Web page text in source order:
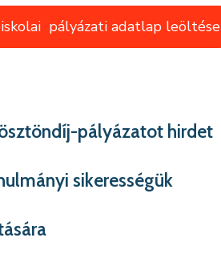
pályázati adatlap leöltése
pályázatot hirdet
sikerességük